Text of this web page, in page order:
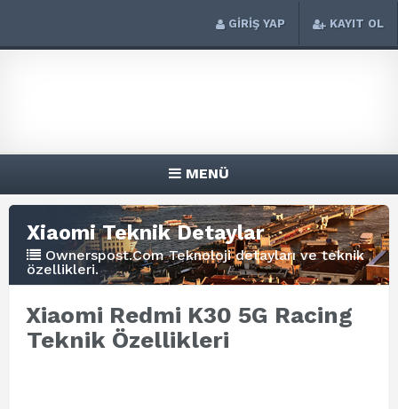
GİRİŞ YAP KAYIT OL
MENÜ
Xiaomi Teknik Detaylar
Ownerspost.Com Teknoloji detayları ve teknik
özellikleri.
Xiaomi Redmi K30 5G Racing
Teknik Özellikleri